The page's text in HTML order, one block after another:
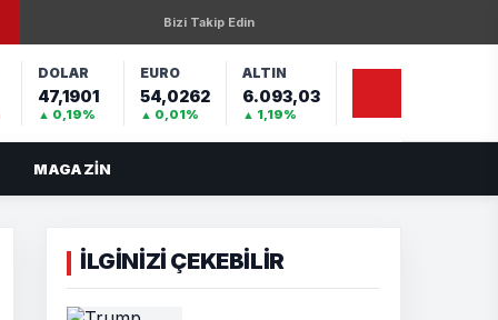
Bizi Takip Edin
DOLAR
47,1901
▲ 0,19%
EURO
54,0262
▲ 0,01%
ALTIN
6.093,03
▲ 1,19%
MAGAZIN
İLGİNİZİ ÇEKEBİLİR